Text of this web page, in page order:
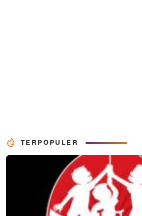
TERPOPULER